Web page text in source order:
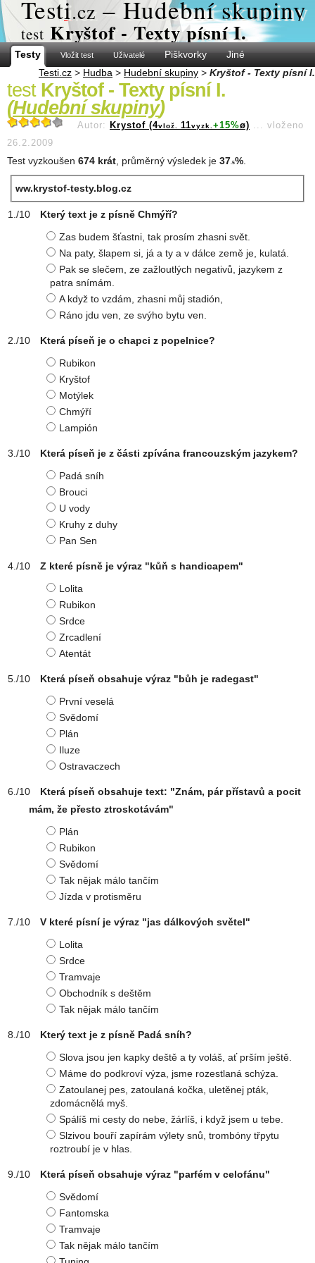
Testi.cz – Hudební skupiny
test Kryštof - Texty písní I.
Testy Vložit test Uživatelé Piškvorky
Jiné
Testi.cz > Hudba > Hudební skupiny > Kryštof - Texty písní I.
test Kryštof - Texty písní I.
(Hudební skupiny)
Autor: Krystof (4vlož. 11vyzk. +15%ø) ... vloženo
26.2.2009
Test vyzkoušen 674 krát , průměrný výsledek je 37 .5%
ww.krystof-testy.blog.cz
Který text je z písně Chmýří?
Zas budem šťastni, tak prosím zhasni svět.
Na paty, šlapem si, já a ty a v dálce země je, kulatá.
Pak se slečem, ze zažloutlých negativů, jazykem z
patra snímám.
A když to vzdám, zhasni můj stadión,
Ráno jdu ven, ze svýho bytu ven.
Která píseň je o chapci z popelnice?
Rubikon
Kryštof
Motýlek
Chmýří
Lampión
Která píseň je z části zpívána francouzským jazykem?
Padá sníh
Brouci
U vody
Kruhy z duhy
Pan Sen
Z které písně je výraz "kůň s handicapem"
Lolita
Rubikon
Srdce
Zrcadlení
Atentát
Která píseň obsahuje výraz "bůh je radegast"
První veselá
Svědomí
Plán
Iluze
Ostravaczech
Která píseň obsahuje text: "Znám, pár přístavů a pocit
mám, že přesto ztroskotávám"
Plán
Rubikon
Svědomí
Tak nějak málo tančím
Jízda v protisměru
V které písní je výraz "jas dálkových světel"
Lolita
Srdce
Tramvaje
Obchodník s deštěm
Tak nějak málo tančím
Který text je z písně Padá sníh?
Slova jsou jen kapky deště a ty voláš, ať prším ještě.
Máme do podkroví výza, jsme rozestlaná schýza.
Zatoulanej pes, zatoulaná kočka, uletěnej pták,
zdomácnělá myš.
Spálíš mi cesty do nebe, žárlíš, i když jsem u tebe.
Slzivou bouří zapírám výlety snů, trombóny třpytu
roztroubí je v hlas.
Která píseň obsahuje výraz "parfém v celofánu"
Svědomí
Fantomska
Tramvaje
Tak nějak málo tančím